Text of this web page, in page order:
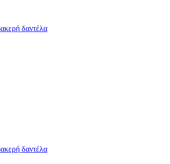
δαντέλα
δαντέλα